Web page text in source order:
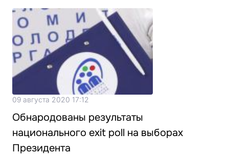
09 августа 2020 17:12
Обнародованы результаты
национального exit poll на выборах
Президента